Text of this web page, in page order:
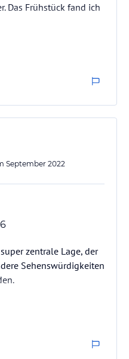
Das Frühstück fand ich
September 2022
zentrale Lage, der
Sehenswürdigkeiten